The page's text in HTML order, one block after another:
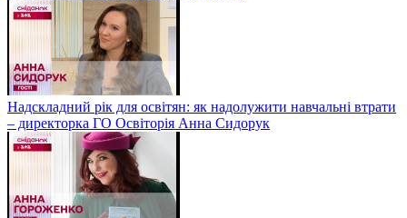
Надскладний рік для освітян: як надолужити навчальні втрати
– директорка ГО Освіторія Анна Сидорук